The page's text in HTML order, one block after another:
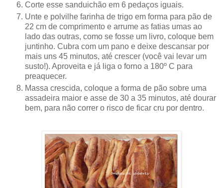
Corte esse sanduichão em 6 pedaços iguais.
Unte e polvilhe farinha de trigo em forma para pão de
22 cm de comprimento e arrume as fatias umas ao
lado das outras, como se fosse um livro, coloque bem
juntinho. Cubra com um pano e deixe descansar por
mais uns 45 minutos, até crescer (você vai levar um
susto!). Aproveita e já liga o forno a 180º C para
preaquecer.
Massa crescida, coloque a forma de pão sobre uma
assadeira maior e asse de 30 a 35 minutos, até dourar
bem, para não correr o risco de ficar cru por dentro.